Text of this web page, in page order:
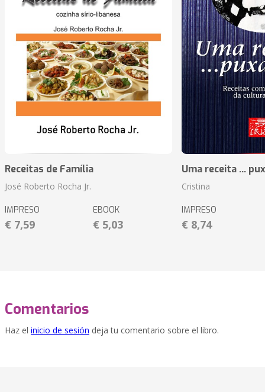
Receitas de Família
José Roberto Rocha Jr.
IMPRESO
€ 7,59
EBOOK
€ 5,03
Uma receita ...
Cristina
IMPRESO
€ 8,74
Comentarios
Haz el inicio de sesión deja tu comentario sobre el libro.